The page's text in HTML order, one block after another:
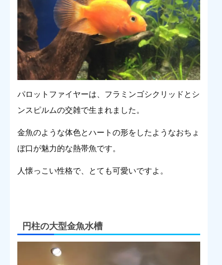
パロットファイヤーは、フラミンゴシクリッドとシ
ンスピルムの交雑で生まれました。
金魚のような体色とハートの形をしたようなおちょ
ぼ口が魅力的な熱帯魚です。
人懐っこい性格で、とても可愛いですよ。
円柱の大型金魚水槽